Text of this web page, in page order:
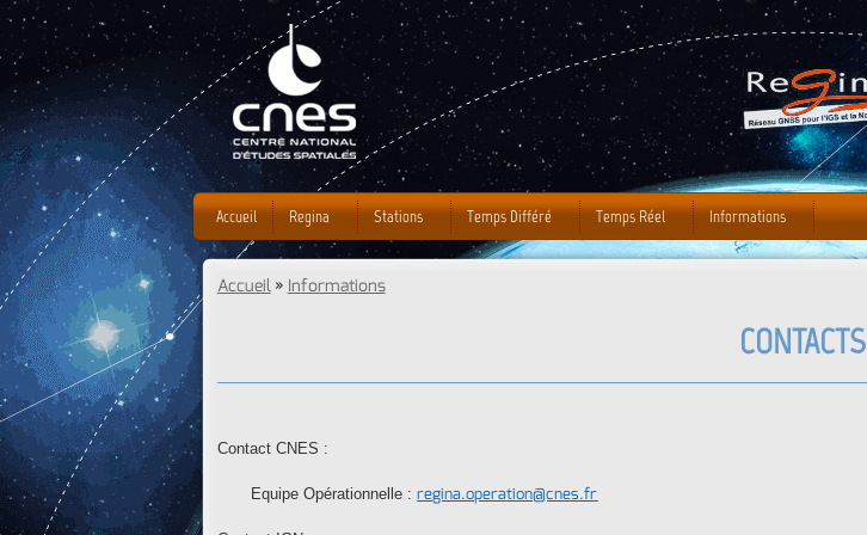
Jump to Navigation
Accueil » Informations
CONTACTS
Contact CNES :
Equipe Opérationnelle :regina.operation@cnes.fr
Accueil Regina Stations Temps Différé Temps Réel Informations